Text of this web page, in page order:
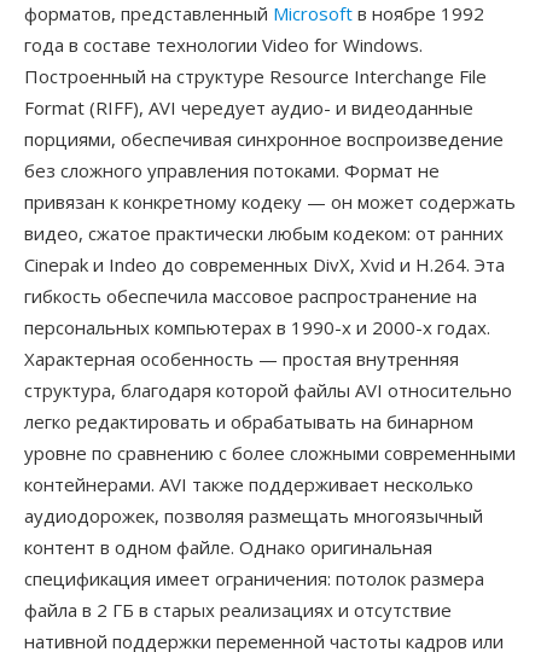
форматов, представленный Microsoft в ноябре 1992
года в составе технологии Video for Windows.
Построенный на структуре Resource Interchange File
Format (RIFF), AVI чередует аудио- и видеоданные
порциями, обеспечивая синхронное воспроизведение
без сложного управления потоками. Формат не
привязан к конкретному кодеку — он может содержать
видео, сжатое практически любым кодеком: от ранних
Cinepak и Indeo до современных DivX, Xvid и H.264. Эта
гибкость обеспечила массовое распространение на
персональных компьютерах в 1990-х и 2000-х годах.
Характерная особенность — простая внутренняя
структура, благодаря которой файлы AVI относительно
легко редактировать и обрабатывать на бинарном
уровне по сравнению с более сложными современными
контейнерами. AVI также поддерживает несколько
аудиодорожек, позволяя размещать многоязычный
контент в одном файле. Однако оригинальная
спецификация имеет ограничения: потолок размера
файла в 2 ГБ в старых реализациях и отсутствие
нативной поддержки переменной частоты кадров или